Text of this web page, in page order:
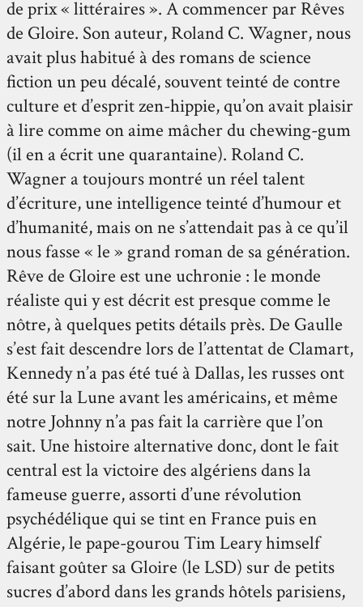
de prix « littéraires ». A commencer par Rêves
de Gloire. Son auteur, Roland C. Wagner, nous
avait plus habitué à des romans de science
fiction un peu décalé, souvent teinté de contre
culture et d’esprit zen-hippie, qu’on avait plaisir
à lire comme on aime mâcher du chewing-gum
(il en a écrit une quarantaine). Roland C.
Wagner a toujours montré un réel talent
d’écriture, une intelligence teinté d’humour et
d’humanité, mais on ne s’attendait pas à ce qu’il
nous fasse « le » grand roman de sa génération.
Rêve de Gloire est une uchronie : le monde
réaliste qui y est décrit est presque comme le
nôtre, à quelques petits détails près. De Gaulle
s’est fait descendre lors de l’attentat de Clamart,
Kennedy n’a pas été tué à Dallas, les russes ont
été sur la Lune avant les américains, et même
notre Johnny n’a pas fait la carrière que l’on
sait. Une histoire alternative donc, dont le fait
central est la victoire des algériens dans la
fameuse guerre, assorti d’une révolution
psychédélique qui se tint en France puis en
Algérie, le pape-gourou Tim Leary himself
faisant goûter sa Gloire (le LSD) sur de petits
sucres d’abord dans les grands hôtels parisiens,